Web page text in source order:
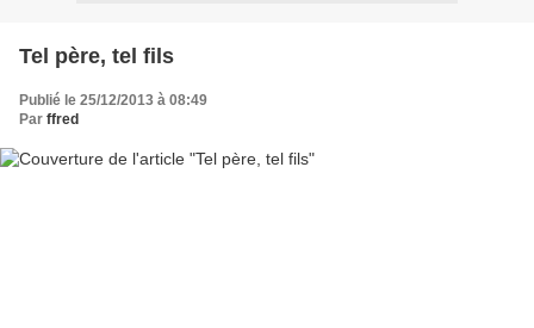
Tel père, tel fils
Publié le 25/12/2013 à 08:49
Par ffred